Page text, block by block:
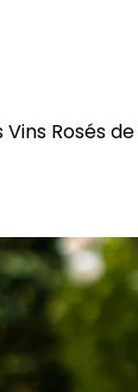
Vins Rosés